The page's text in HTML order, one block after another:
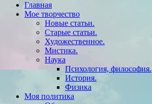
Главная
Мое творчество
Новые статьи.
Старые статьи.
Художественное.
Мистика.
Наука
Психология, философия.
История.
Физика
Моя политика